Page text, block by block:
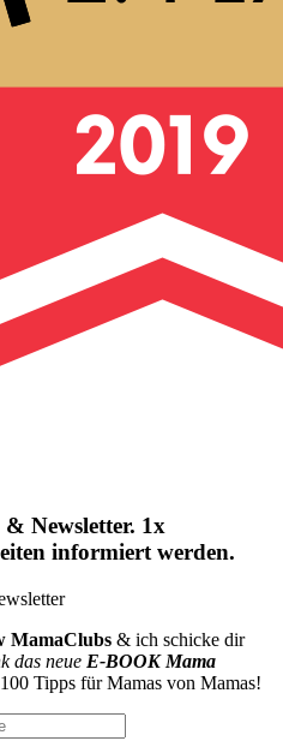
Newsletter. 1x
informiert werden.
MamaClubs & ich schicke dir
das neue E-BOOK Mama
Tipps für Mamas von Mamas!